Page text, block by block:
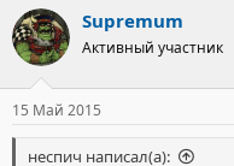
Supremum
Активный участник
15 Май 2015
неспич написал(а):